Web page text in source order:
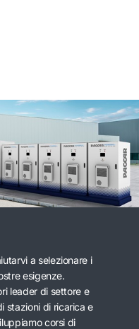
a selezionare i
esigenze.
leader di settore e
stazioni di ricarica e
corsi di